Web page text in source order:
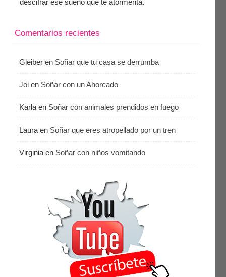
descifrar ese sueño que te atormenta.
Comentarios recientes
Gleiber en Soñar que tu casa se derrumba
Joi en Soñar con un Ahorcado
Karla en Soñar con animales prendidos en fuego
Laura en Soñar que eres atropellado por un tren
Virginia en Soñar con niños vomitando